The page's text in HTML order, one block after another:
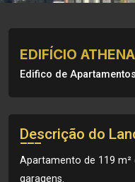
EDIFÍCIO
Edifico de Apartamentos
Descrição do
Apartamento de 119
garagens.